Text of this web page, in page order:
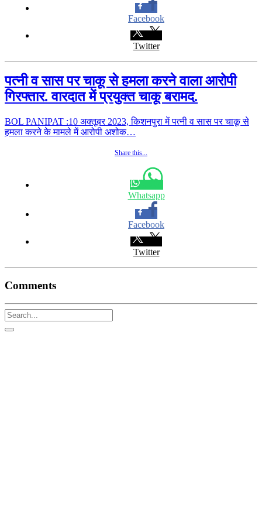
Facebook
Twitter
पत्नी व सास पर चाकू से हमला करने वाला आरोपी
गिरफ्तार. वारदात में प्रयुक्त चाकू बरामद.
BOL PANIPAT :10 अक्तूबर 2023, किशनपुरा में पत्नी व सास पर चाकू से
हमला करने के मामले में आरोपी अशोक…
Share this...
Whatsapp
Facebook
Twitter
Comments